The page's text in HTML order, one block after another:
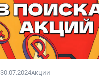
30.07.2024Акции